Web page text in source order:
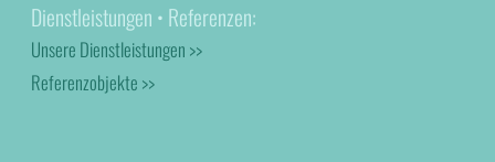
Dienstleistungen • Referenzen:
Unsere Dienstleistungen >>
Referenzobjekte >>